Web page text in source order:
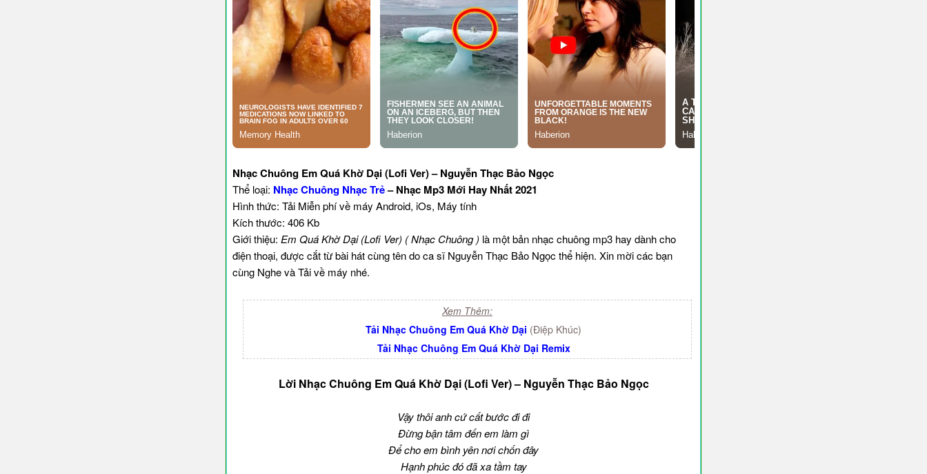
Nhạc Chuông Em Quá Khờ Dại (Lofi Ver) – Nguyễn Thạc Bảo Ngọc
Thể loại: Nhạc Chuông Nhạc Trẻ– Nhạc Mp3 Mới Hay Nhất 2021
Hình thức: Tải Miễn phí về máy Android, iOs, Máy tính
Kích thước: 406 Kb
Giới thiệu: Em Quá Khờ Dại (Lofi Ver) ( Nhạc Chuông ) là một bản nhạc chuông mp3 hay dành cho
điện thoại, được cắt từ bài hát cùng tên do ca sĩ Nguyễn Thạc Bảo Ngọc thể hiện. Xin mời các bạn
cùng Nghe và Tải về máy nhé.
Xem Thêm:
Tải Nhạc Chuông Em Quá Khờ Dại (Điệp Khúc)
Tải Nhạc Chuông Em Quá Khờ Dại Remix
Lời Nhạc Chuông Em Quá Khờ Dại (Lofi Ver) – Nguyễn Thạc Bảo Ngọc
Vậy thôi anh cứ cất bước đi đi
Đừng bận tâm đến em làm gì
Để cho em bình yên nơi chốn đây
Hạnh phúc đó đã xa tầm tay